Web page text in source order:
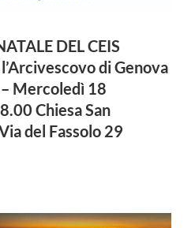
DEL CEIS
di Genova
Mercoledì 18
Chiesa San
del Fassolo 29